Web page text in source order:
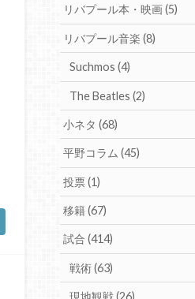
リバプール本・映画(5)
リバプール音楽(8)
Suchmos (4)
The Beatles (2)
小ネタ(68)
平野コラム(45)
投票(1)
移籍(67)
試合(414)
戦術(63)